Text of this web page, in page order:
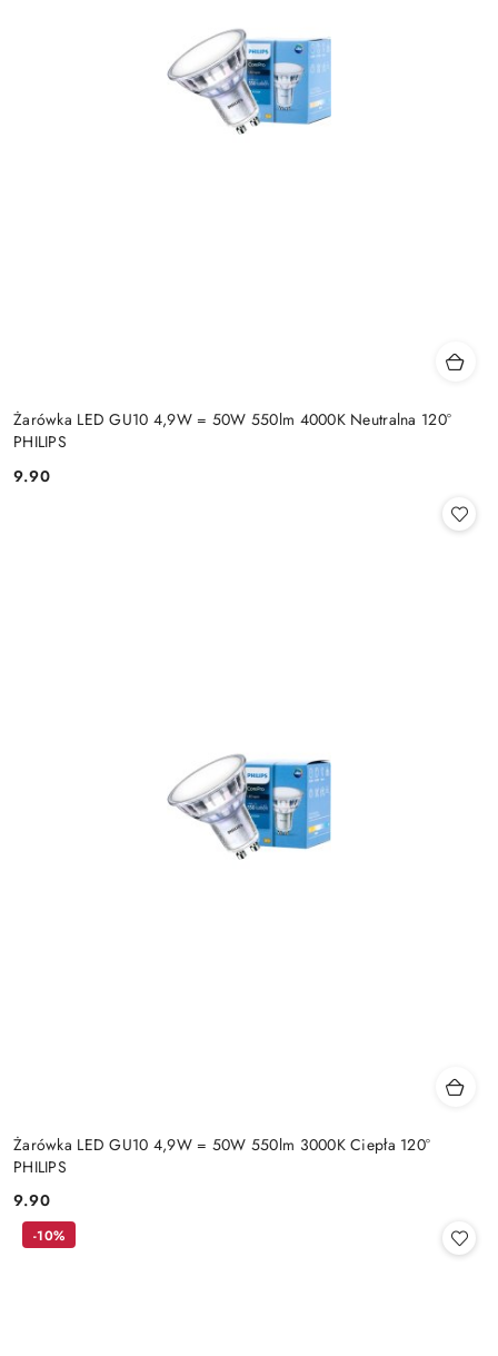
Żarówka LED GU10 4,9W = 50W 550lm 4000K Neutralna 120°
PHILIPS
Cena:
9.90
Żarówka LED GU10 4,9W = 50W 550lm 3000K Ciepła 120°
PHILIPS
Cena:
9.90
-10%